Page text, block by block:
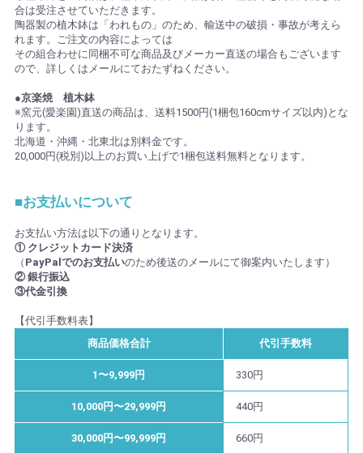
合は受注させていただきます。
陶器製の植木鉢は「われもの」のため、輸送中の破損・事故が考えら
れます。ご注文の内容によっては
その組合わせに同梱不可な商品及びメーカー直送の場合もございます
ので、詳しくはメールにておたずねください。
●京楽焼 植木鉢
※窯元(愛楽園)直送の商品は、送料1500円(1梱包160cmサイズ以内)とな
ります。
北海道・沖縄・北東北は別料金です。
20,000円(税別)以上のお買い上げで1梱包送料無料となります。
■お支払いについて
お支払い方法は以下の通りとなります。
① クレジットカード決済
（ PayPalでのお支払いのため後送のメールにて御案内いたします）
② 銀行振込
③代金引換
【代引手数料表】
商品価格合計
代引手数料
1〜9,999円 330円
10,000円〜29,999円 440円
30,000円〜99,999円 660円